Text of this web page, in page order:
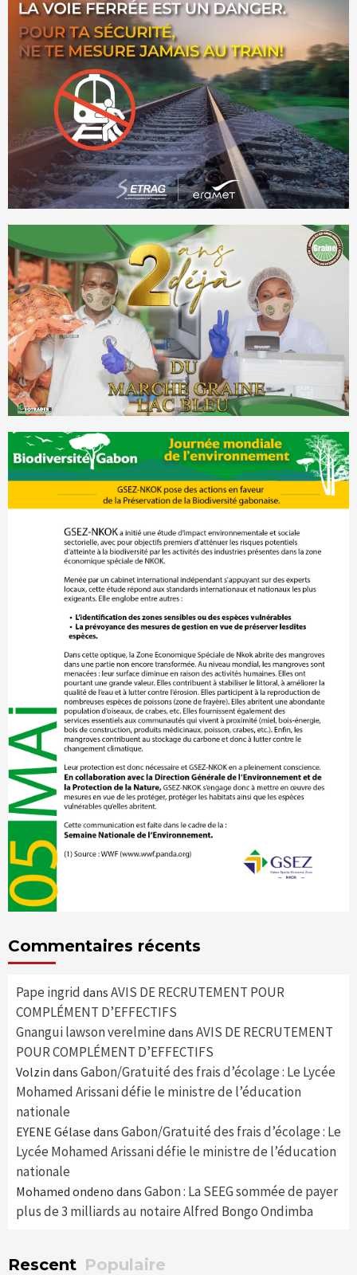
Commentaires récents
Pape ingrid dans AVIS DE RECRUTEMENT POUR
COMPLÉMENT D’EFFECTIFS
Gnangui lawson verelmine dans AVIS DE RECRUTEMENT
POUR COMPLÉMENT D’EFFECTIFS
Volzin dans Gabon/Gratuité des frais d’écolage : Le Lycée
Mohamed Arissani défie le ministre de l’éducation
nationale
EYENE Gélase dans Gabon/Gratuité des frais d’écolage : Le
Lycée Mohamed Arissani défie le ministre de l’éducation
nationale
Mohamed ondeno dans Gabon : La SEEG sommée de payer
plus de 3 milliards au notaire Alfred Bongo Ondimba
Rescent Populaire